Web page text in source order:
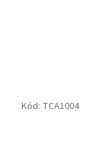
Kód: TCA1004